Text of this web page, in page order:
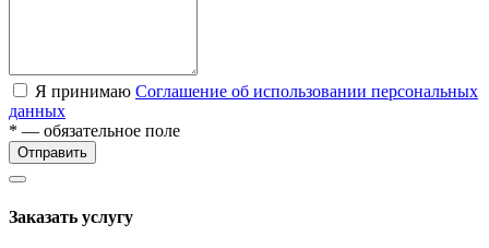
Я принимаю Соглашение об использовании персональных
данных
* — обязательное поле
Отправить
Заказать услугу